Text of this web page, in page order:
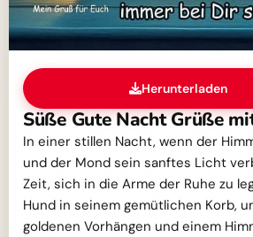
Herunterladen
Süße Gute Nacht Grüße
In einer stillen Nacht, wenn der
und der Mond sein sanftes Licht
Zeit, sich in die Arme der Ruhe zu
Hund in seinem gemütlichen Korb,
goldenen Vorhängen und einem